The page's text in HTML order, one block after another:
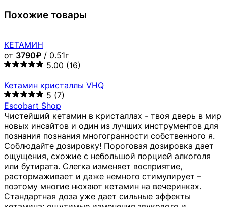
Похожие товары
КЕТАМИН
от 3790₽ / 0.51г
5.00 (16)
Кетамин кристаллы VHQ
5 (7)
Escobart Shop
Чистейший кетамин в кристаллах - твоя дверь в мир
новых инсайтов и один из лучших инструментов для
познания познания многогранности собственного я.
Соблюдайте дозировку! Пороговая дозировка дает
ощущения, схожие с небольшой порцией алкоголя
или бутирата. Слегка изменяет восприятие,
растормаживает и даже немного стимулирует –
поэтому многие нюхают кетамин на вечеринках.
Стандартная доза уже дает сильные эффекты